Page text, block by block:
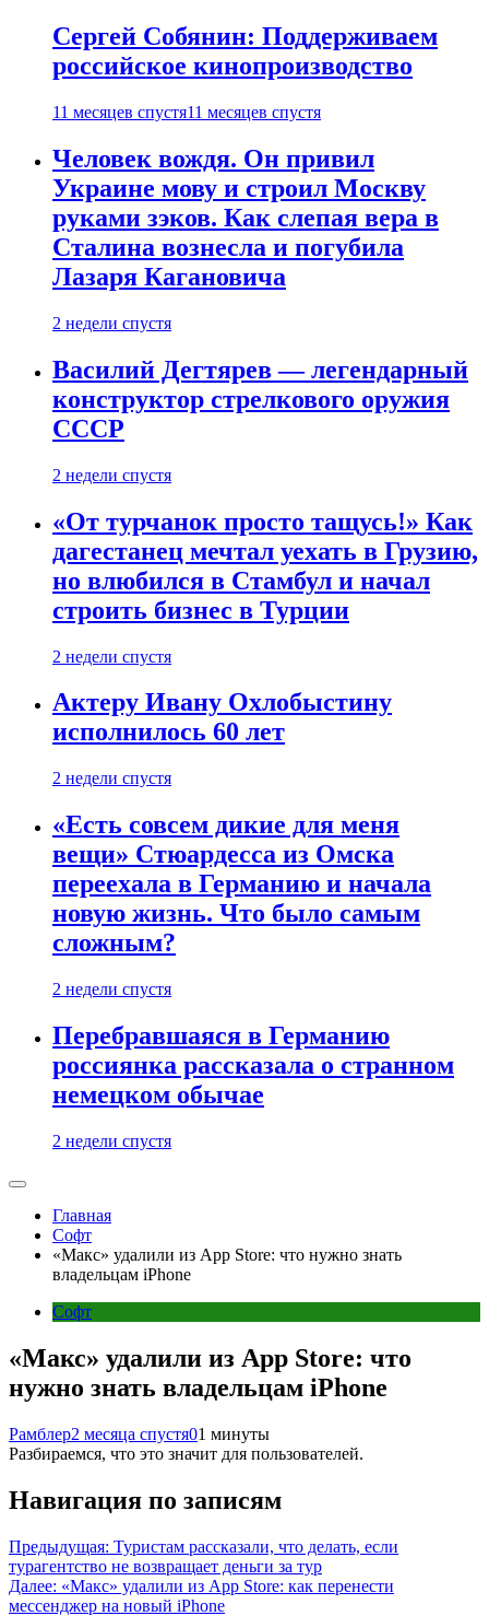
Сергей Собянин: Поддерживаем
российское кинопроизводство
11 месяцев спустя11 месяцев спустя
Человек вождя. Он привил
Украине мову и строил Москву
руками зэков. Как слепая вера в
Сталина вознесла и погубила
Лазаря Кагановича
2 недели спустя
Василий Дегтярев — легендарный
конструктор стрелкового оружия
СССР
2 недели спустя
«От турчанок просто тащусь!» Как
дагестанец мечтал уехать в Грузию,
но влюбился в Стамбул и начал
строить бизнес в Турции
2 недели спустя
Актеру Ивану Охлобыстину
исполнилось 60 лет
2 недели спустя
«Есть совсем дикие для меня
вещи» Стюардесса из Омска
переехала в Германию и начала
новую жизнь. Что было самым
сложным?
2 недели спустя
Перебравшаяся в Германию
россиянка рассказала о странном
немецком обычае
2 недели спустя
Главная
Софт
«Макс» удалили из App Store: что нужно знать
владельцам iPhone
Софт
«Макс» удалили из App Store: что
нужно знать владельцам iPhone
Рамблер2 месяца спустя01 минуты
Разбираемся, что это значит для пользователей.
Навигация по записям
Предыдущая: Туристам рассказали, что делать, если
турагентство не возвращает деньги за тур
Далее: «Макс» удалили из App Store: как перенести
мессенджер на новый iPhone